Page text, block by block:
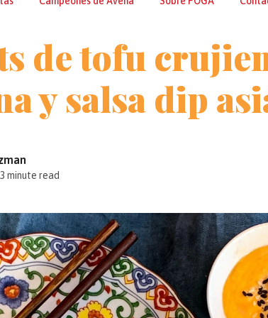
de tofu
y salsa dip
3 minute read